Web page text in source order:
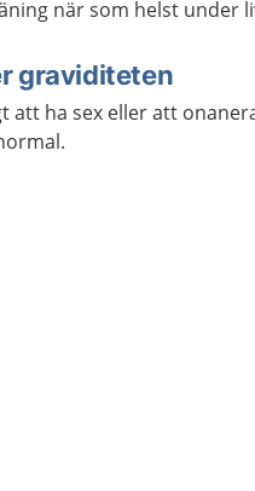
när som helst under
graviditeten
att ha sex eller att